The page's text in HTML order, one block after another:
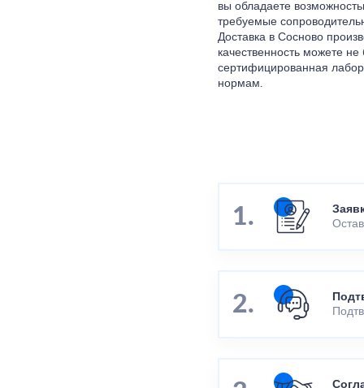
вы обладаете
требуемые
Доставка в Сосново
качественность можете
сертифицированная
нормам.